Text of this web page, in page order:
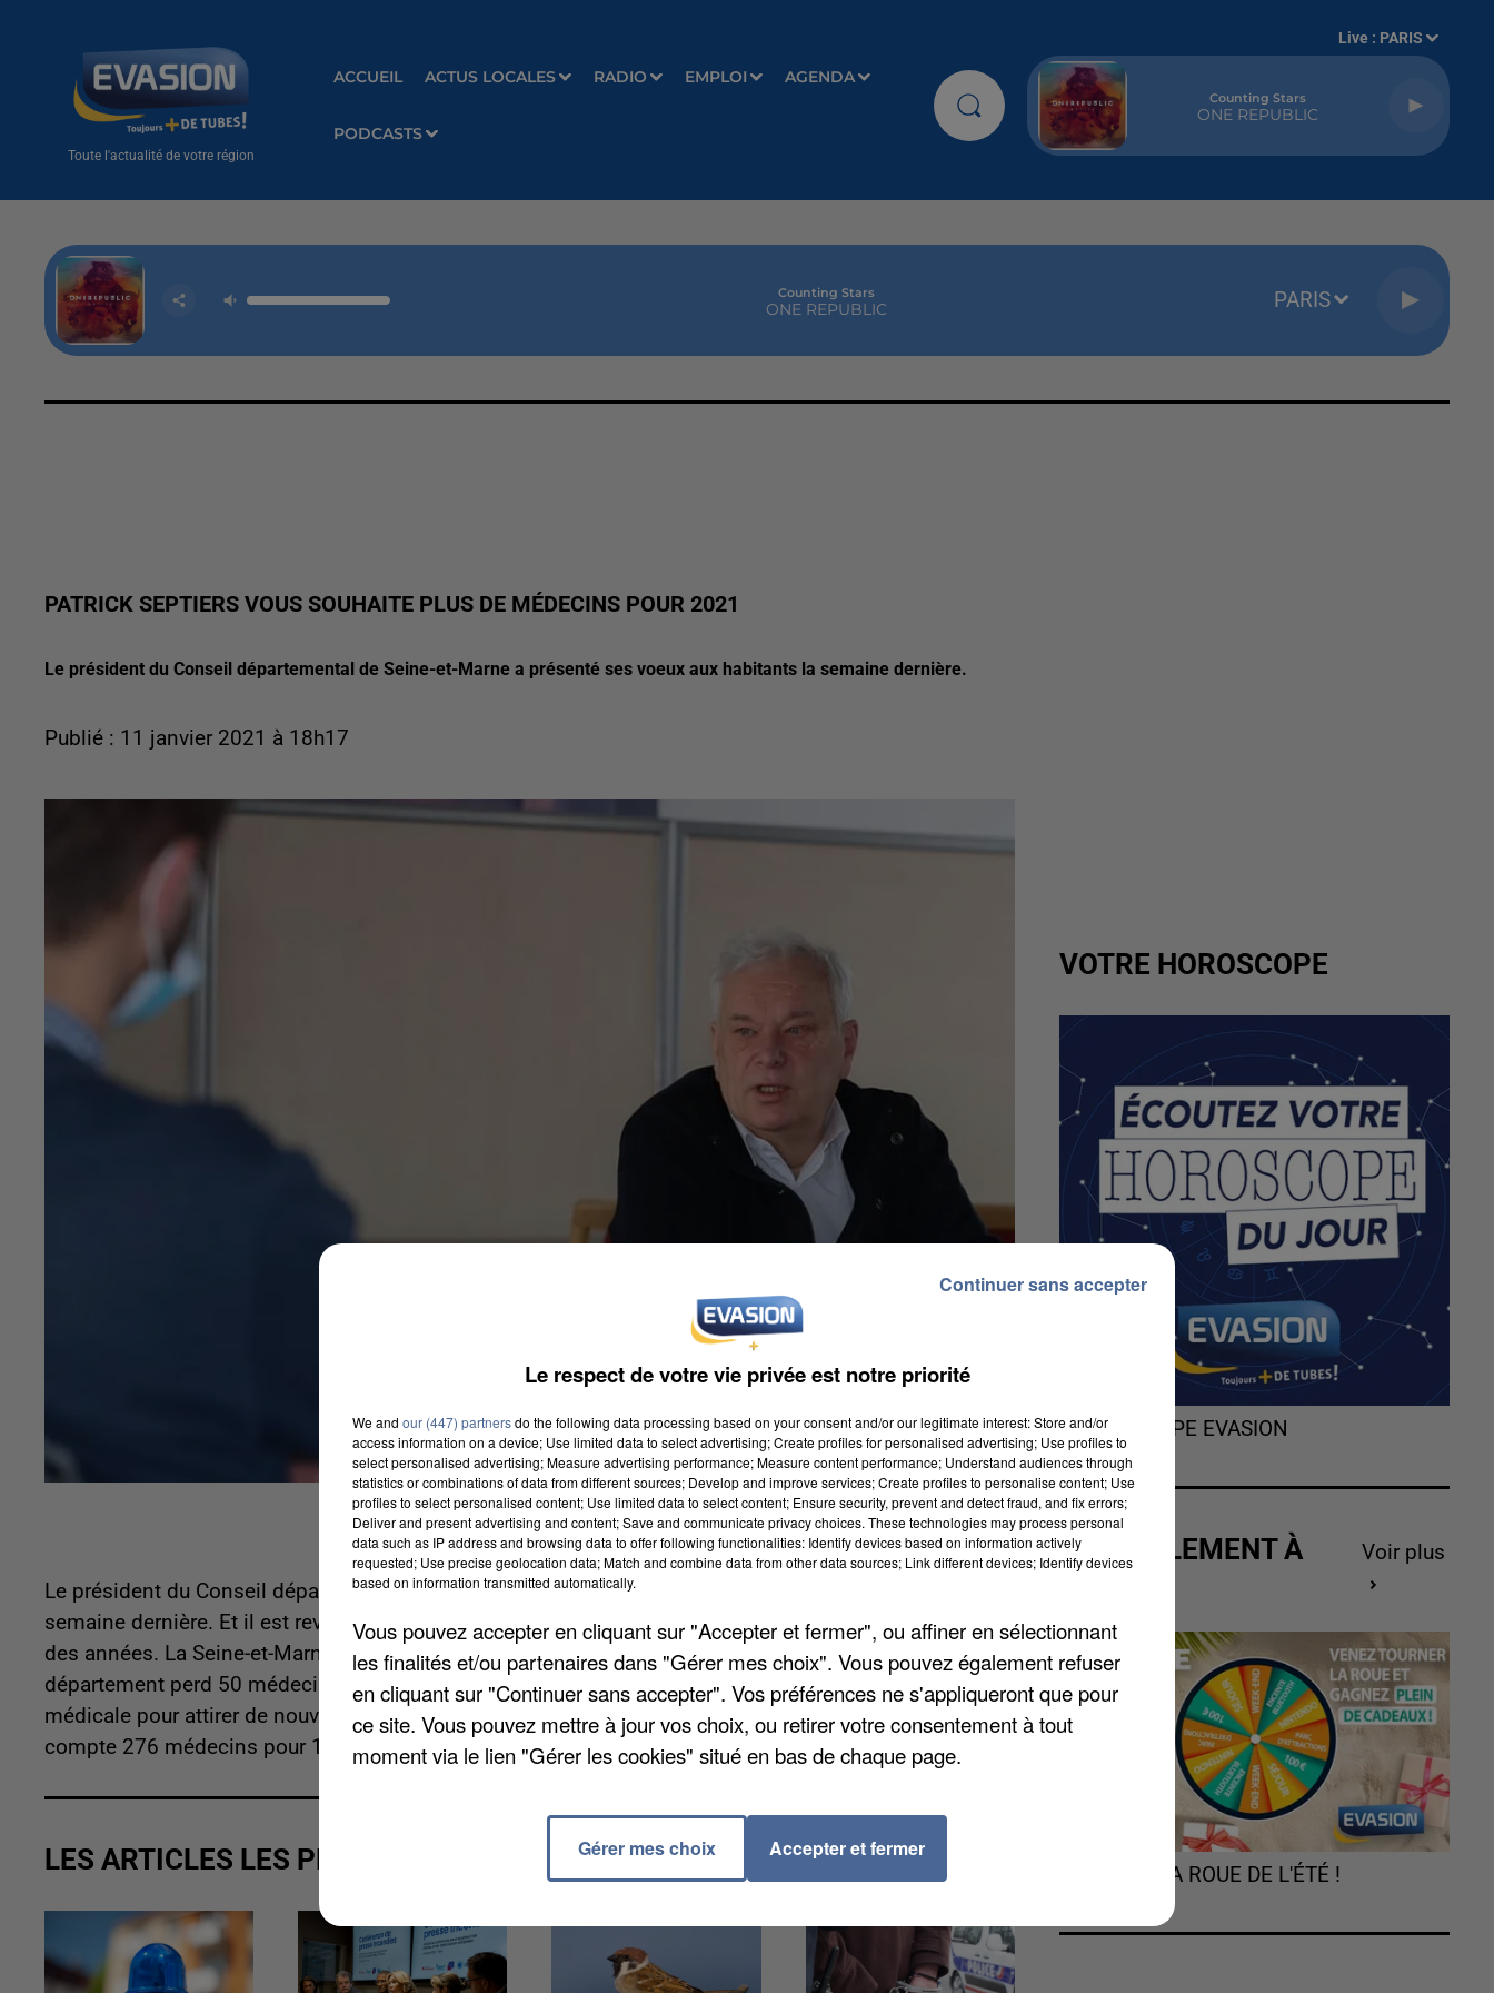
Toute l'actualité de votre région
ACCUEIL ACTUS LOCALES RADIO EMPLOI AGENDA
PODCASTS
Live : PARIS
Counting Stars
ONE REPUBLIC
Counting Stars
ONE REPUBLIC PARIS
PATRICK SEPTIERS VOUS SOUHAITE PLUS DE MÉDECINS POUR 2021
Le président du Conseil départemental de Seine-et-Marne a présenté ses voeux aux habitants la semaine dernière.
Publié : 11 janvier 2021 à 18h17
Le président du Conseil départemental de Seine-et-Marne a présenté ses vœux aux habitants la
semaine dernière. Et il est revenu sur la désertification médicale qui plombe le département depuis
des années. La Seine-et-Marne n'arrive qu'à la 98ème place du classement français. « Tous les ans, le
département perd 50 médecins », rappelle Patrick Septiers qui a lancé un vaste plan de recouverture
médicale pour attirer de nouveaux généralistes comme spécialistes. Pour le moment la Seine-et-Marne
compte 276 médecins pour 100.000 habitants, loin de la moyenne nationale de 437 pour 100.000.
LES ARTICLES LES PLUS VUS
VOTRE HOROSCOPE
L'HOROSCOPE EVASION
ACTUELLEMENT À
GAGNER
Voir plus
TOURNEZ LA ROUE DE L'ÉTÉ !
Le respect de votre vie privée est notre priorité
We and our (447) partnersdo the following data processing based on your consent and/or our legitimate interest: Store and/or
access information on a device; Use limited data to select advertising; Create profiles for personalised advertising; Use profiles to
select personalised advertising; Measure advertising performance; Measure content performance; Understand audiences through
statistics or combinations of data from different sources; Develop and improve services; Create profiles to personalise content; Use
profiles to select personalised content; Use limited data to select content; Ensure security, prevent and detect fraud, and fix errors;
Deliver and present advertising and content; Save and communicate privacy choices. These technologies may process personal
data such as IP address and browsing data to offer following functionalities: Identify devices based on information actively
requested; Use precise geolocation data; Match and combine data from other data sources; Link different devices; Identify devices
based on information transmitted automatically.
Vous pouvez accepter en cliquant sur "Accepter et fermer", ou affiner en sélectionnant
les finalités et/ou partenaires dans "Gérer mes choix". Vous pouvez également refuser
en cliquant sur "Continuer sans accepter". Vos préférences ne s'appliqueront que pour
ce site. Vous pouvez mettre à jour vos choix, ou retirer votre consentement à tout
moment via le lien "Gérer les cookies" situé en bas de chaque page.
Gérer mes choix Accepter et fermer
Continuer sans accepter